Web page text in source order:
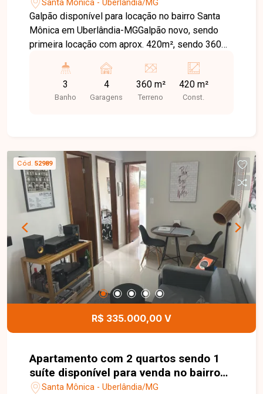
Santa Mônica - Uberlândia/MG
Galpão disponível para locação no bairro Santa
Mônica em Uberlândia-MGGalpão novo, sendo
primeira locação com aprox. 420m², sendo 360
direito de 8 metros, piso usinado, acessibilidade,
porta de aço automática.
3
Banho
4
Garagens
360 m²
Terreno
420 m²
Const.
Cód. 52989
R$ 335.000,00 V
Apartamento com 2 quartos sendo 1
suíte disponível para venda no bairro
Santa Mônica em Uberlândia-MG
Santa Mônica - Uberlândia/MG